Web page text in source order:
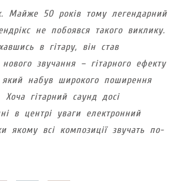
Майже 50 років тому легендарний
не побоявся такого виклику.
в гітару, він став
звучання – гітарного ефекту
який набув широкого поширення
Хоча гітарний саунд досі
в центрі уваги електронний
якому всі композиції звучать по-